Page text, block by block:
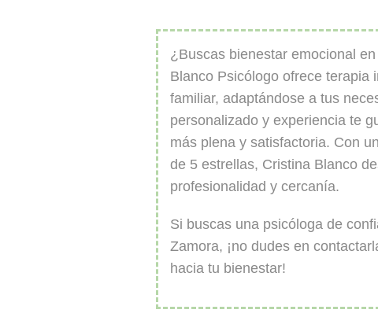
¿Buscas bienestar emocional
Blanco Psicólogo ofrece terapia
familiar, adaptándose a tus
personalizado y experiencia te
más plena y satisfactoria. Con
de 5 estrellas, Cristina Blanco
profesionalidad y cercanía.
Si buscas una psicóloga de
Zamora, ¡no dudes en
hacia tu bienestar!